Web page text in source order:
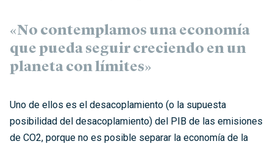
«No contemplamos una economía
que pueda seguir creciendo en un
planeta con límites»
Uno de ellos es el desacoplamiento (o la supuesta
posibilidad del desacoplamiento) del PIB de las emisiones
de CO2, porque no es posible separar la economía de la